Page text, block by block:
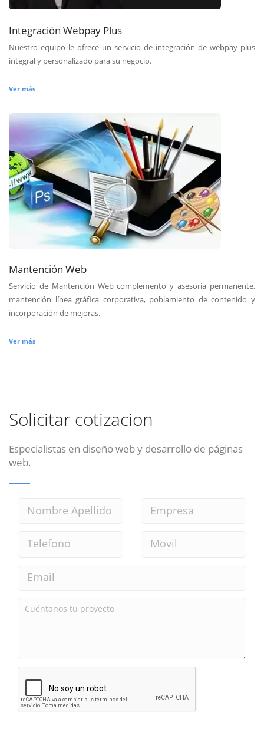
Integración Webpay Plus
Nuestro equipo le ofrece un servicio de integración de webpay plus
integral y personalizado para su negocio.
Ver más
Mantención Web
Servicio de Mantención Web complemento y asesoría permanente,
mantención línea gráfica corporativa, poblamiento de contenido y
incorporación de mejoras.
Ver más
Solicitar cotizacion
Especialistas en diseño web y desarrollo de páginas
web.